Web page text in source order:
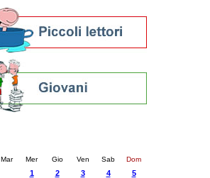
Mar Mer Gio Ven Sab Dom
1 2 3 4
5